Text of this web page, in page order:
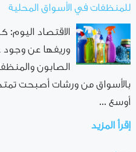
للمنظفات في الأسواق المحلية
الاقتصاد
وريفها عن وجود
الصابون
بالأسواق من ورشات أصبحت
أوسع ...
إقرأ المزيد